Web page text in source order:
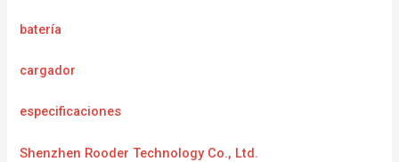
batería
cargador
especificaciones
Shenzhen Rooder Technology Co., Ltd.